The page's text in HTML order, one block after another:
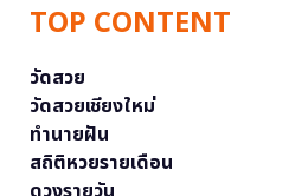
TOP CONTENT
วัดสวย
วัดสวยเชียงใหม่
ทำนายฝัน
สถิติหวยรายเดือน